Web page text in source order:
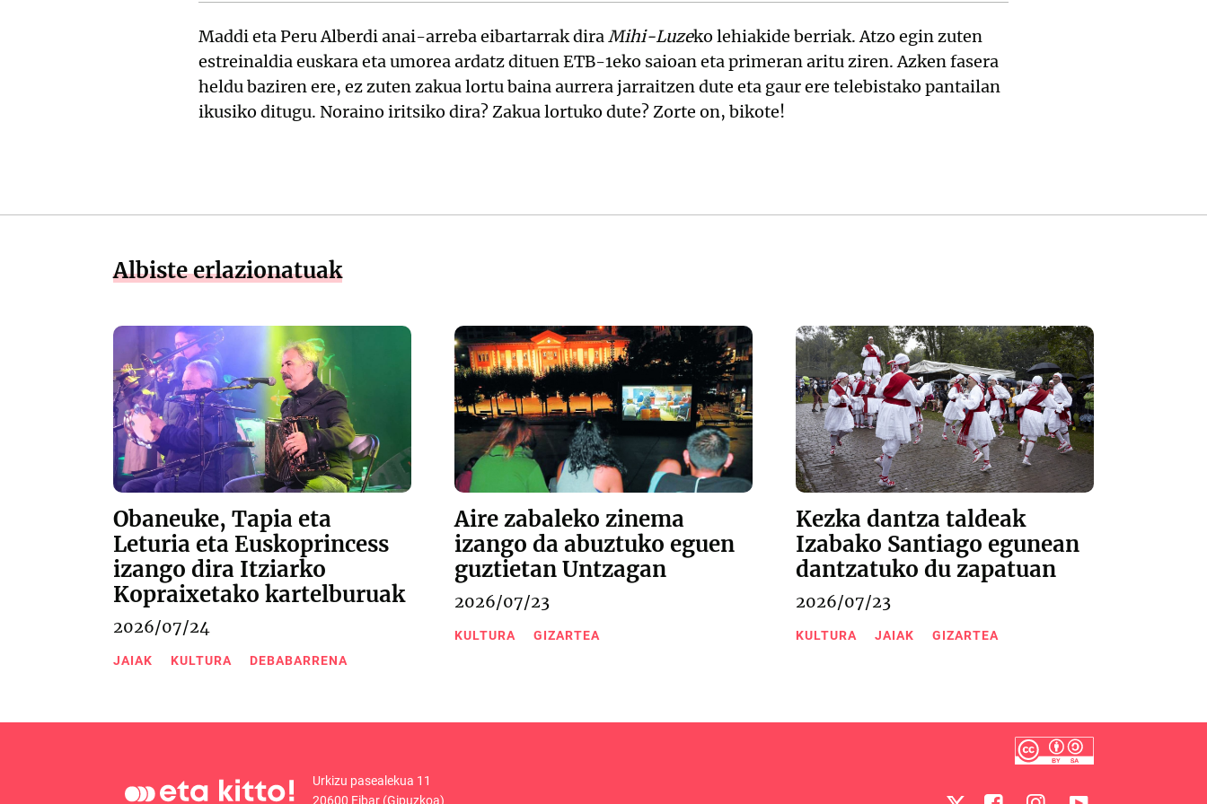
Maddi eta Peru Alberdi anai-arreba eibartarrak diraMihi-Luzeko lehiakide berriak. Atzo egin zuten
estreinaldia euskara eta umorea ardatz dituen ETB-1eko saioan eta primeran aritu ziren. Azken fasera
heldu baziren ere, ez zuten zakua lortu baina aurrera jarraitzen dute eta gaur ere telebistako pantailan
ikusiko ditugu. Noraino iritsiko dira? Zakua lortuko dute? Zorte on, bikote!
Albiste erlazionatuak
Obaneuke, Tapia eta
Leturia eta Euskoprincess
izango dira Itziarko
Kopraixetako kartelburuak
2026/07/24
JAIAK KULTURA DEBABARRENA
Aire zabaleko zinema
izango da abuztuko eguen
guztietan Untzagan
2026/07/23
KULTURA GIZARTEA
Kezka dantza taldeak
Izabako Santiago egunean
dantzatuko du zapatuan
2026/07/23
KULTURA JAIAK GIZARTEA
Urkizu pasealekua 11
20600 Eibar (Gipuzkoa)